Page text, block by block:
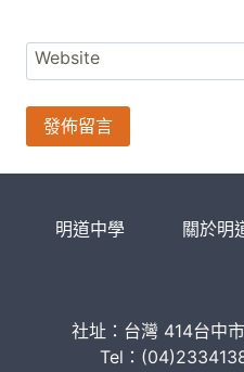
Website
明道中學 關於明
社址：台灣 414台中
Tel：